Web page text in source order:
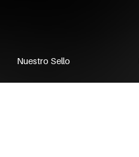
Nuestro Sello